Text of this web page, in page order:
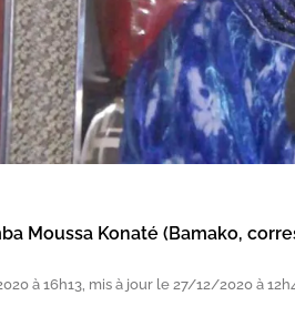
Moussa Konaté (Bamako,
à 16h13, mis à jour le 27/12/2020 à